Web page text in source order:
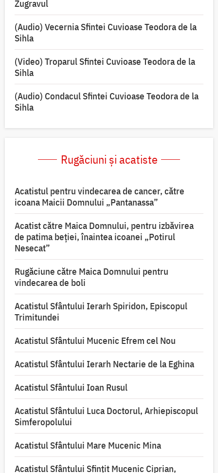
Zugravul
(Audio) Vecernia Sfintei Cuvioase Teodora de la
Sihla
(Video) Troparul Sfintei Cuvioase Teodora de la
Sihla
(Audio) Condacul Sfintei Cuvioase Teodora de la
Sihla
Rugăciuni și acatiste
Acatistul pentru vindecarea de cancer, către
icoana Maicii Domnului „Pantanassa”
Acatist către Maica Domnului, pentru izbăvirea
de patima beției, înaintea icoanei „Potirul
Nesecat”
Rugăciune către Maica Domnului pentru
vindecarea de boli
Acatistul Sfântului Ierarh Spiridon, Episcopul
Trimitundei
Acatistul Sfântului Mucenic Efrem cel Nou
Acatistul Sfântului Ierarh Nectarie de la Eghina
Acatistul Sfântului Ioan Rusul
Acatistul Sfântului Luca Doctorul, Arhiepiscopul
Simferopolului
Acatistul Sfântului Mare Mucenic Mina
Acatistul Sfântului Sfințit Mucenic Ciprian,